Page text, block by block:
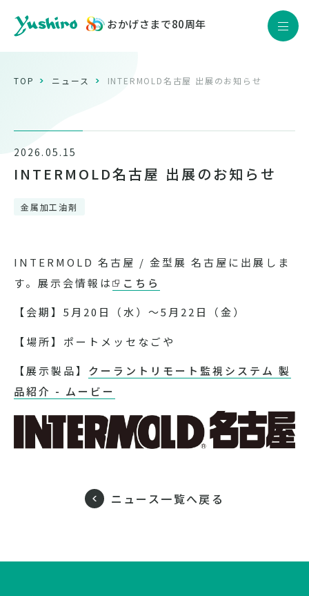
おかげさまで80周年
JP
お問い合わせ
企業情報
サステナビリティ
採用情報
TOP ニュース INTERMOLD名古屋 出展のお知らせ
2026.05.15
INTERMOLD名古屋 出展のお知らせ
金属加工油剤
INTERMOLD 名古屋 / 金型展 名古屋に出展しま
す。展示会情報は
こちら
【会期】5月20日（水）～5月22日（金）
【場所】ポートメッセなごや
【展示製品】 クーラントリモート監視システム 製
品紹介 - ムービー
ニュース一覧へ戻る